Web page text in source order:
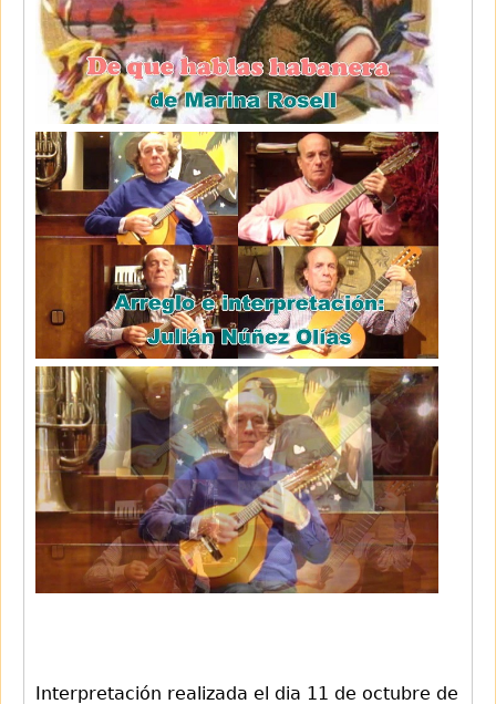
Interpretación realizada el dia 11 de octubre de